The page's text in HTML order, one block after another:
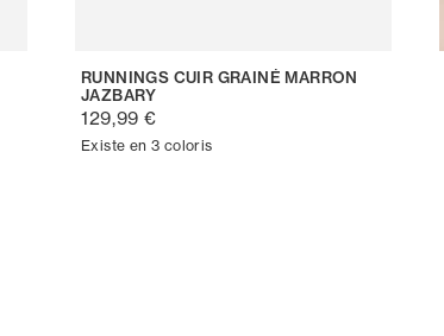
RUNNINGS CUIR GRAINÉ MARRON
JAZBARY
129,99 €
Existe en 3 coloris